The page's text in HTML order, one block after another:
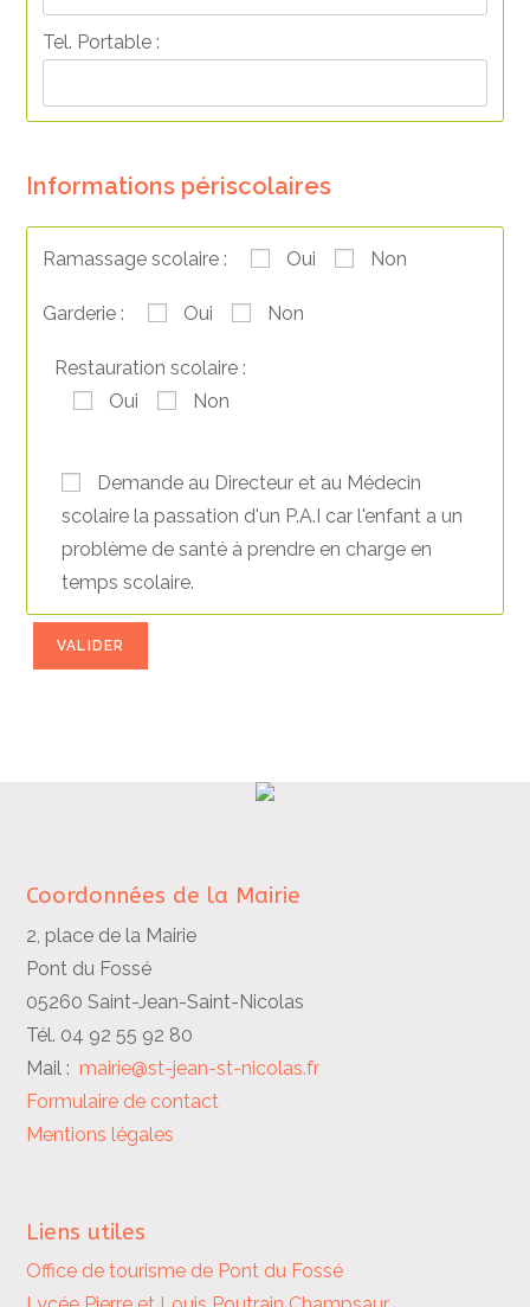
Tel. Portable :
Informations périscolaires
Ramassage scolaire : Oui Non
Garderie : Oui Non
Restauration scolaire :
Oui
Non
Demande au Directeur et au Médecin
scolaire la passation d'un P.A.I car l'enfant a un
problème de santé à prendre en charge en
temps scolaire.
Coordonnées de la Mairie
2, place de la Mairie
Pont du Fossé
05260 Saint-Jean-Saint-Nicolas
Tél. 04 92 55 92 80
Mail :mairie@st-jean-st-nicolas.fr
Formulaire de contact
Mentions légales
Liens utiles
Office de tourisme de Pont du Fossé